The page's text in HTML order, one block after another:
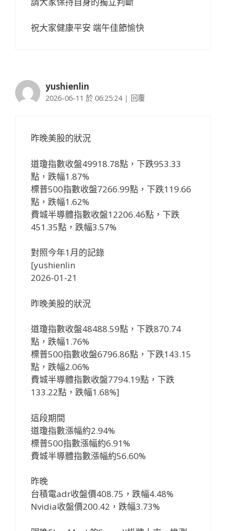
祝大家健康平安 端午佳節愉快
yushienlin
2026-06-11 於 06:25:24 | 回覆
昨晚美股的狀況
道瓊指數收盤49918.78點，下跌953.33
點，跌幅1.87%
標普500指數收盤7266.99點，下跌119.66
點，跌幅1.62%
費城半導體指數收盤12206.46點，下跌
451.35點，跌幅3.57%
對照今年1月的記錄
[yushienlin
2026-01-21
昨晚美股的狀況
道瓊指數收盤48488.59點，下跌870.74
點，跌幅1.76%
標普500指數收盤6796.86點，下跌143.15
點，跌幅2.06%
費城半導體指數收盤7794.19點，下跌
133.22點，跌幅1.68%]
這段期間
道瓊指數漲幅約2.94%
標普500指數漲幅約6.91%
費城半導體指數漲幅約56.60%
昨晚
台積電adr收盤價408.75，跌幅4.48%
Nvidia收盤價200.42，跌幅3.73%